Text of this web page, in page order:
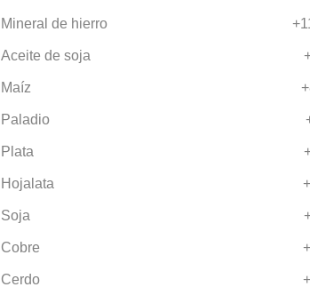
Mineral de hierro
Aceite de soja
Maíz
Paladio
Plata
Hojalata
Soja
Cobre
Cerdo